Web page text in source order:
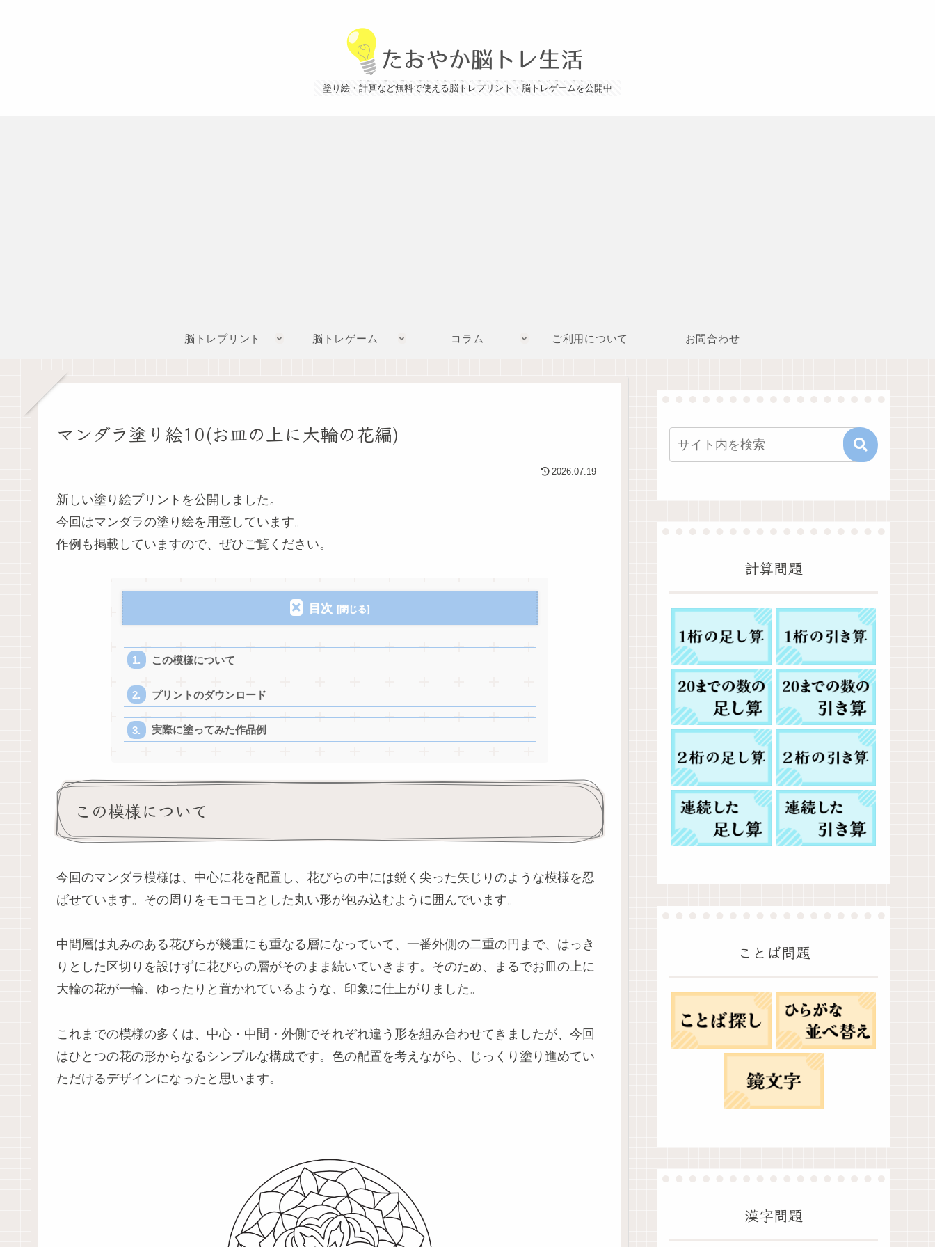
塗り絵・計算など無料で使える脳トレプリント・脳トレゲームを公開中
脳トレプリント 脳トレゲーム コラム ご利用について お問合わせ
マンダラ塗り絵10(お皿の上に大輪の花編)
2026.07.19
新しい塗り絵プリントを公開しました。
今回はマンダラの塗り絵を用意しています。
作例も掲載していますので、ぜひご覧ください。
目次
この模様について
プリントのダウンロード
実際に塗ってみた作品例
この模様について
今回のマンダラ模様は、中心に花を配置し、花びらの中には鋭く尖った矢じりのような模様を忍
ばせています。その周りをモコモコとした丸い形が包み込むように囲んでいます。
中間層は丸みのある花びらが幾重にも重なる層になっていて、一番外側の二重の円まで、はっき
りとした区切りを設けずに花びらの層がそのまま続いていきます。そのため、まるでお皿の上に
大輪の花が一輪、ゆったりと置かれているような、印象に仕上がりました。
これまでの模様の多くは、中心・中間・外側でそれぞれ違う形を組み合わせてきましたが、今回
はひとつの花の形からなるシンプルな構成です。色の配置を考えながら、じっくり塗り進めてい
ただけるデザインになったと思います。
計算問題
ことば問題
漢字問題